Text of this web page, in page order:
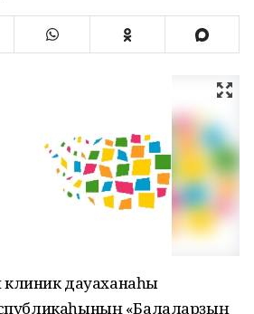
клиник дауаханаһы
«Балаларҙың